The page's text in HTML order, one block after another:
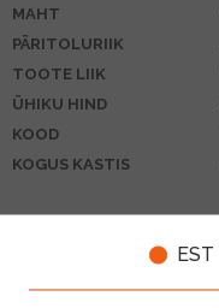
EST
MAHT
PÄRITOLURIIK
TOOTE LIIK
ÜHIKU HIND
KOOD
KOGUS KASTIS